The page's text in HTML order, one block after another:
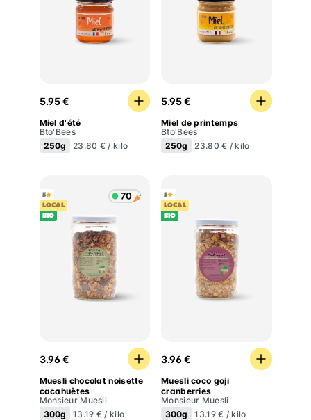
5.95 €
Miel d'été
Bto'Bees
250g
23.80 € / kilo
Miel de printemps
5.95 €
Miel de printemps
Bto'Bees
250g
23.80 € / kilo
5
LOCAL
BIO
Muesli chocolat noisette cacahuètes
3.96 €
Muesli chocolat noisette
cacahuètes
Monsieur Muesli
300g
13.19 € / kilo
5
LOCAL
BIO
Muesli coco goji
3.96 €
Muesli coco goji
cranberries
Monsieur Muesli
300g
13.19 € / kilo